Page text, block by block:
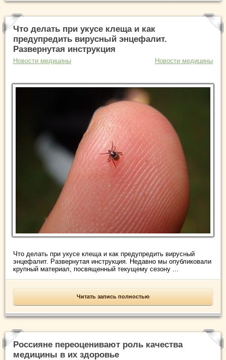
Что делать при укусе клеща и как
предупредить вирусный энцефалит.
Развернутая инструкция
Новости медицины Новости медицины
Что делать при укусе клеща и как предупредить вирусный
энцефалит. Развернутая инструкция. Недавно мы опубликовали
крупный материал, посвященный текущему сезону ...
Читать запись полностью
Россияне переоценивают роль качества
медицины в их здоровье